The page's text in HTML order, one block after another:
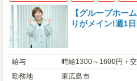
【グループホー
りがメイン!週1
給与
時給1300～1600円＋
勤務地
東広島市